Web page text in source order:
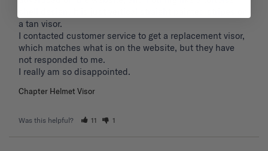
a tan visor.
I contacted customer service to get a replacement visor,
which matches what is on the website, but they have
not responded to me.
I really am so disappointed.
Chapter Helmet Visor
Was this helpful? 11 1